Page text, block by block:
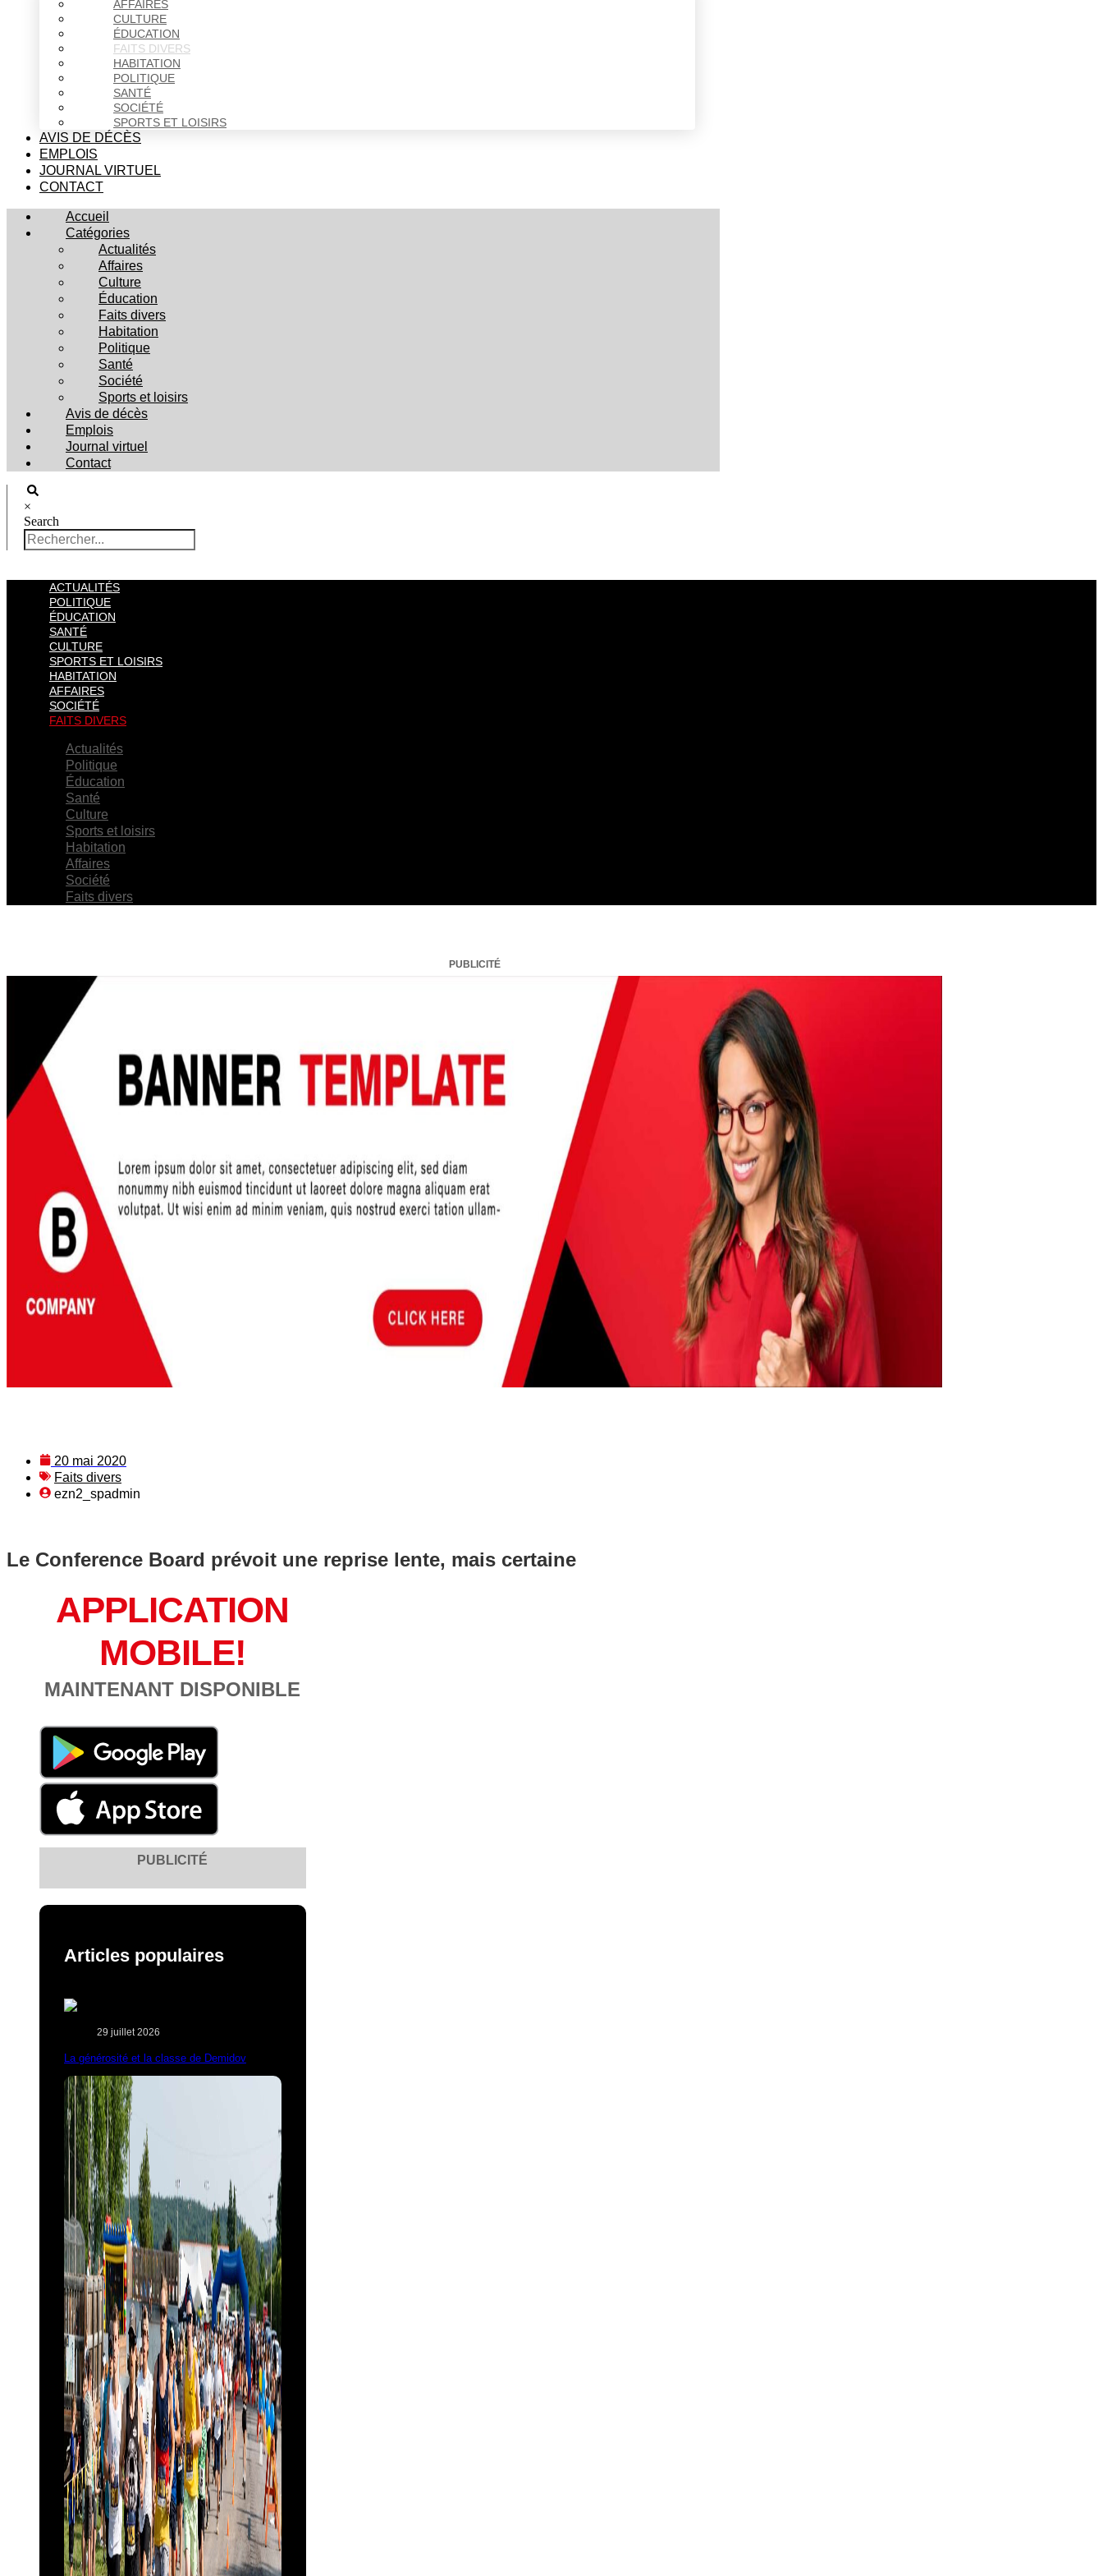
AFFAIRES
CULTURE
ÉDUCATION
FAITS DIVERS
HABITATION
POLITIQUE
SANTÉ
SOCIÉTÉ
SPORTS ET LOISIRS
AVIS DE DÉCÈS
EMPLOIS
JOURNAL VIRTUEL
CONTACT
Accueil
Catégories
Actualités
Affaires
Culture
Éducation
Faits divers
Habitation
Politique
Santé
Société
Sports et loisirs
Avis de décès
Emplois
Journal virtuel
Contact
×
Search
ACTUALITÉS
POLITIQUE
ÉDUCATION
SANTÉ
CULTURE
SPORTS ET LOISIRS
HABITATION
AFFAIRES
SOCIÉTÉ
FAITS DIVERS
Actualités
Politique
Éducation
Santé
Culture
Sports et loisirs
Habitation
Affaires
Société
Faits divers
PUBLICITÉ
20 mai 2020
Faits divers
ezn2_spadmin
Le Conference Board prévoit une reprise lente, mais certaine
APPLICATION
MOBILE!
MAINTENANT DISPONIBLE
PUBLICITÉ
Articles populaires
29 juillet 2026
La générosité et la classe de Demidov